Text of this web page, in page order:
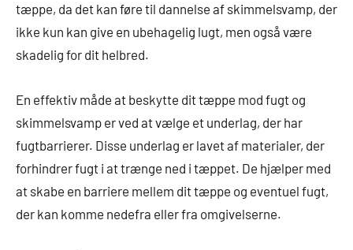
tæppe, da det kan føre til dannelse af skimmelsvamp, der
ikke kun kan give en ubehagelig lugt, men også være
skadelig for dit helbred.
En effektiv måde at beskytte dit tæppe mod fugt og
skimmelsvamp er ved at vælge et underlag, der har
fugtbarrierer. Disse underlag er lavet af materialer, der
forhindrer fugt i at trænge ned i tæppet. De hjælper med
at skabe en barriere mellem dit tæppe og eventuel fugt,
der kan komme nedefra eller fra omgivelserne.